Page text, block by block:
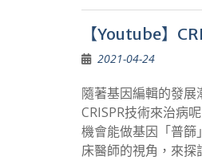
【Youtube】
2021-04-24
隨著基因編輯的發
CRISPR技術來治病
機會能做基因「普篩
床醫師的視角，來探